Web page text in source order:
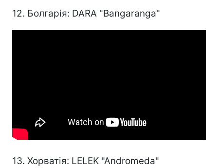
12. Болгарія: DARA "Bangaranga"
13. Хорватія: LELEK "Andromeda"